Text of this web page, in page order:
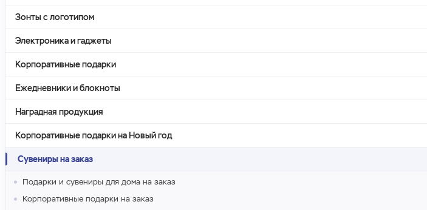
Зонты с логотипом
Электроника и гаджеты
Корпоративные подарки
Ежедневники и блокноты
Наградная продукция
Корпоративные подарки на Новый год
Сувениры на заказ
Подарки и сувениры для дома на заказ
Корпоративные подарки на заказ